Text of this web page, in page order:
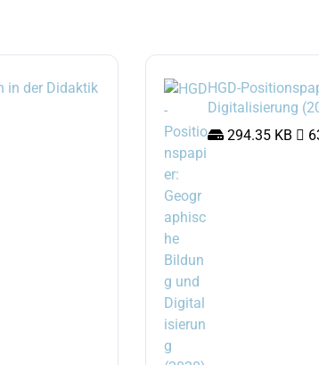
in der Didaktik
HGD-
Digitalisierung
294.35 KB